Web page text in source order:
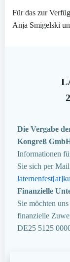
Für das zur
Anja Smigelski
Die Vergabe
Kongreß
Informationen
Sie sich per
Finanzielle
Sie möchten
finanzielle
DE25 5125